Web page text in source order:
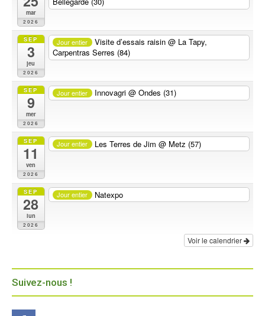
mar
2026
SEP
3
jeu
2026
Jour entier Visite d’essais raisin@ La Tapy,
Carpentras Serres (84)
SEP
9
mer
2026
Jour entier Innovagri@ Ondes (31)
SEP
11
ven
2026
Jour entier Les Terres de Jim@ Metz (57)
SEP
28
lun
2026
Jour entier Natexpo
Voir le calendrier
Suivez-nous !